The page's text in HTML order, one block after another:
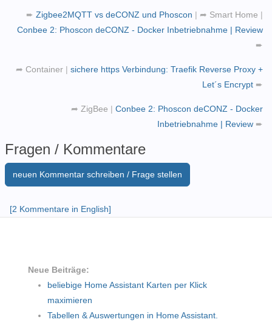
➨ Zigbee2MQTT vs deCONZ und Phoscon | ➦ Smart Home |
Conbee 2: Phoscon deCONZ - Docker Inbetriebnahme | Review
➨
➦ Container | sichere https Verbindung: Traefik Reverse Proxy +
Let´s Encrypt ➨
➦ ZigBee | Conbee 2: Phoscon deCONZ - Docker
Inbetriebnahme | Review ➨
Fragen / Kommentare
neuen Kommentar schreiben / Frage stellen
[2 Kommentare in English]
Neue Beiträge:
beliebige Home Assistant Karten per Klick
maximieren
Tabellen & Auswertungen in Home Assistant.